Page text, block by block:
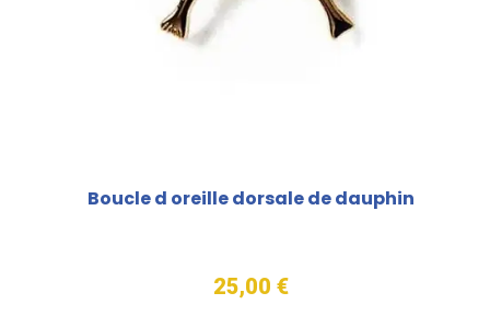
Boucle d oreille dorsale de dauphin
25,00 €